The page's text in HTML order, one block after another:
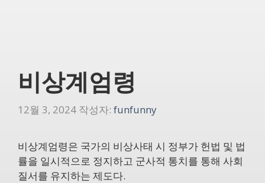
비상계엄령
12월 3, 2024 작성자: funfunny
비상계엄령은 국가의 비상사태 시 정부가 헌법 및 법
률을 일시적으로 정지하고 군사적 통치를 통해 사회
질서를 유지하는 제도다.